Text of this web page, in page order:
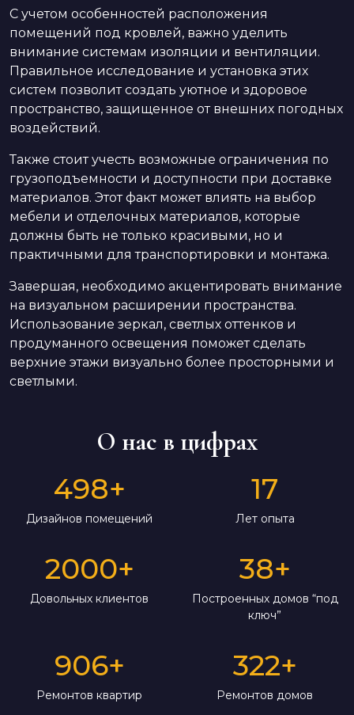
С учетом особенностей расположения
помещений под кровлей, важно уделить
внимание системам изоляции и вентиляции.
Правильное исследование и установка этих
систем позволит создать уютное и здоровое
пространство, защищенное от внешних погодных
воздействий.
Также стоит учесть возможные ограничения по
грузоподъемности и доступности при доставке
материалов. Этот факт может влиять на выбор
мебели и отделочных материалов, которые
должны быть не только красивыми, но и
практичными для транспортировки и монтажа.
Завершая, необходимо акцентировать внимание
на визуальном расширении пространства.
Использование зеркал, светлых оттенков и
продуманного освещения поможет сделать
верхние этажи визуально более просторными и
светлыми.
О нас в цифрах
498+
Дизайнов помещений
17
Лет опыта
2000+
Довольных клиентов
38+
Построенных домов “под
ключ”
906+
Ремонтов квартир
322+
Ремонтов домов